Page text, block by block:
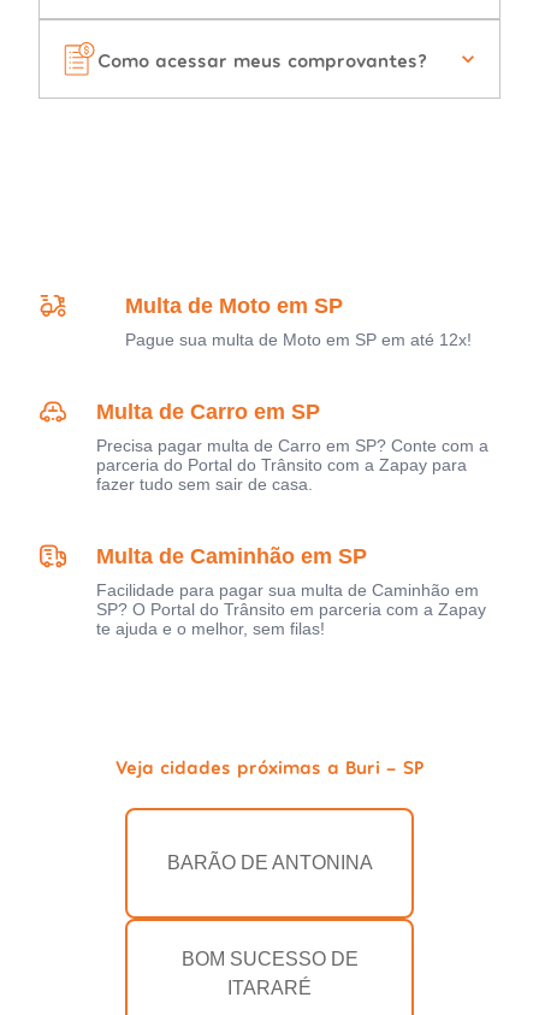
Como acessar meus comprovantes?
Multa de Moto em SP
Pague sua multa de Moto em SP em até 12x!
Multa de Carro em SP
Precisa pagar multa de Carro em SP? Conte com a
parceria do Portal do Trânsito com a Zapay para
fazer tudo sem sair de casa.
Multa de Caminhão em SP
Facilidade para pagar sua multa de Caminhão em
SP? O Portal do Trânsito em parceria com a Zapay
te ajuda e o melhor, sem filas!
Veja cidades próximas a Buri - SP
BARÃO DE ANTONINA
BOM SUCESSO DE
ITARARÉ